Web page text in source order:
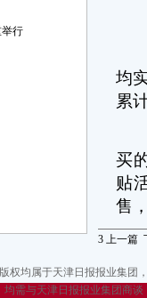
行
均
累
买
贴
售
其
人
中
3 上一篇
权均属于天津日报报业集
需与天津日报报业集团商